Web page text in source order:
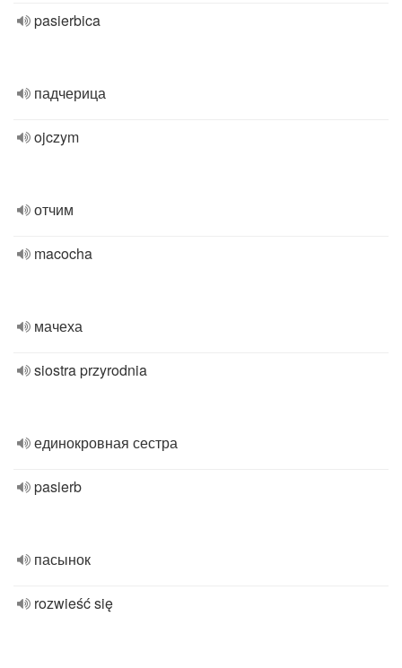
pasierbica
падчерица
ojczym
отчим
macocha
мачеха
siostra przyrodnia
единокровная сестра
pasierb
пасынок
rozwieść się